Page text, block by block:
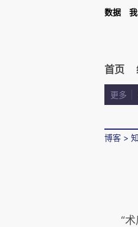
数据
首页
更多
博客 >
“术